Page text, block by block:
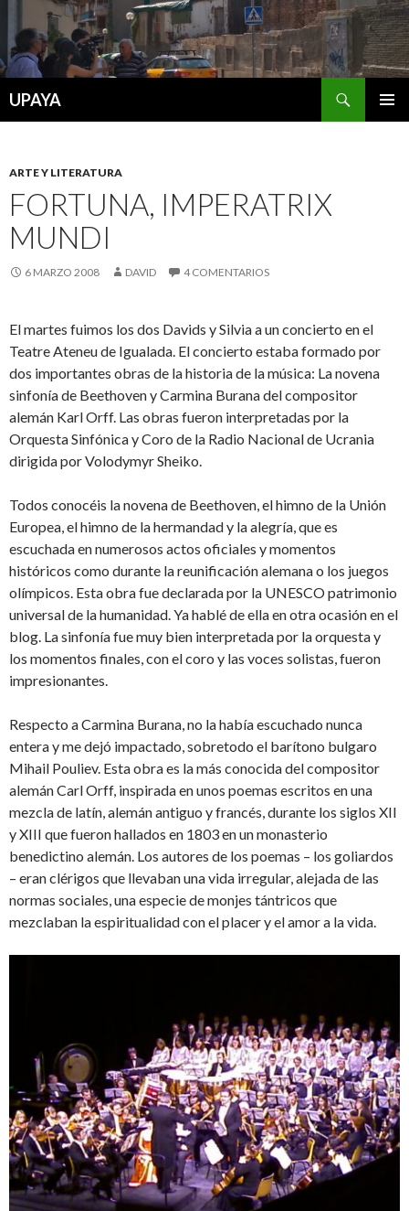
UPAYA
ARTE Y LITERATURA
FORTUNA, IMPERATRIX
MUNDI
6 MARZO 2008 DAVID 4 COMENTARIOS
El martes fuimos los dos Davids y Silvia a un concierto en el
Teatre Ateneu de Igualada. El concierto estaba formado por
dos importantes obras de la historia de la música: La novena
sinfonía de Beethoven y Carmina Burana del compositor
alemán Karl Orff. Las obras fueron interpretadas por la
Orquesta Sinfónica y Coro de la Radio Nacional de Ucrania
dirigida por Volodymyr Sheiko.
Todos conocéis la novena de Beethoven, el himno de la Unión
Europea, el himno de la hermandad y la alegría, que es
escuchada en numerosos actos oficiales y momentos
históricos como durante la reunificación alemana o los juegos
olímpicos. Esta obra fue declarada por la UNESCO patrimonio
universal de la humanidad. Ya hablé de ella en otra ocasión en el
blog. La sinfonía fue muy bien interpretada por la orquesta y
los momentos finales, con el coro y las voces solistas, fueron
impresionantes.
Respecto a Carmina Burana, no la había escuchado nunca
entera y me dejó impactado, sobretodo el barítono bulgaro
Mihail Pouliev. Esta obra es la más conocida del compositor
alemán Carl Orff, inspirada en unos poemas escritos en una
mezcla de latín, alemán antiguo y francés, durante los siglos XII
y XIII que fueron hallados en 1803 en un monasterio
benedictino alemán. Los autores de los poemas – los goliardos
– eran clérigos que llevaban una vida irregular, alejada de las
normas sociales, una especie de monjes tántricos que
mezclaban la espiritualidad con el placer y el amor a la vida.